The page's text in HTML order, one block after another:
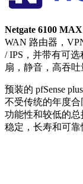
Netgate 6100 MAX
WAN 路由器，
/ IPS，并带有可
扇，静音，高吞吐
预装的 pfSense
不受传统的年度
功能性和较低的
稳定，长寿和可靠